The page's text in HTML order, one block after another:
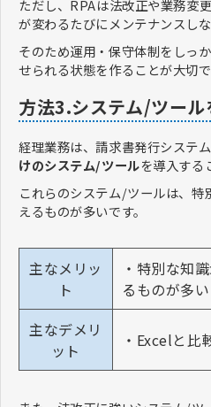
ただし、RPAは法改正や業務変
が変わるたびにメンテナンスし
そのため運用・保守体制をしっ
せられる状態を作ることが大切で
方法3.システム/ツール
経理業務は、請求書発行システム
けのシステム/ツールを導入する
これらのシステム/ツールは、
えるものが多いです。
主なメリッ
ト
・特別な知
るものが多い
主なデメリ
ット
・Excelと比